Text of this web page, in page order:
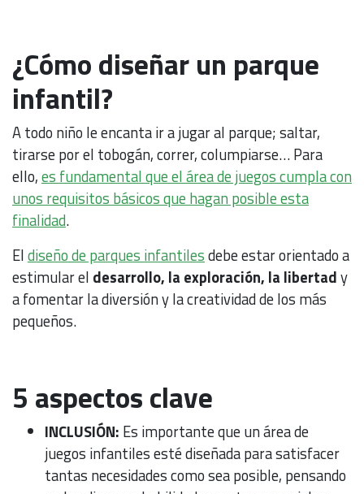
¿Cómo diseñar un parque
infantil?
A todo niño le encanta ir a jugar al parque; saltar,
tirarse por el tobogán, correr, columpiarse… Para
ello,es fundamental que el área de juegos cumpla con
unos requisitos básicos que hagan posible esta
finalidad.
Eldiseño de parques infantilesdebe estar orientado a
estimular el desarrollo, la exploración, la libertady
a fomentar la diversión y la creatividad de los más
pequeños.
5 aspectos clave
INCLUSIÓN: Es importante que un área de
juegos infantiles esté diseñada para satisfacer
tantas necesidades como sea posible, pensando